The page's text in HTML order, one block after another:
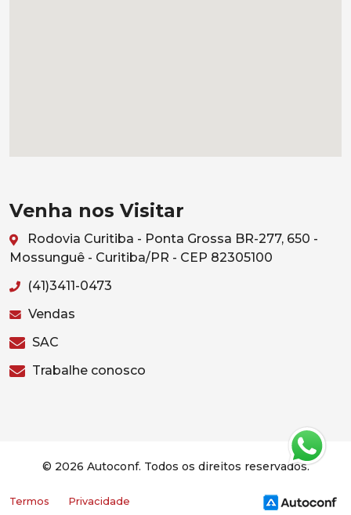
Venha nos Visitar
Rodovia Curitiba - Ponta Grossa BR-277, 650 -
Mossunguê - Curitiba/PR - CEP 82305100
(41)3411-0473
Vendas
SAC
Trabalhe conosco
© 2026 Autoconf. Todos os direitos reservados.
Termos Privacidade